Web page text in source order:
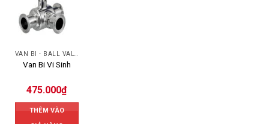
Van Bi Vi Sinh
475.000₫
THÊM VÀO